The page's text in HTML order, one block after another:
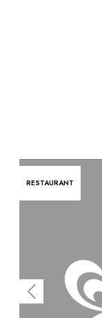
RESTAURANT